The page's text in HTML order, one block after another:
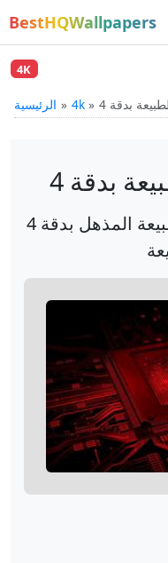
BestHQWallpapers
4K
الرئيسية 4k
عرض جمال الطبيعة المذهل بدقة 4K، مثالي لأي